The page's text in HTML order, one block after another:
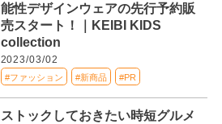
能性デザインウェアの先行予約販
売スタート！｜KEIBI KIDS
collection
2023/03/02
#ファッション #新商品 #PR
ストックしておきたい時短グルメ